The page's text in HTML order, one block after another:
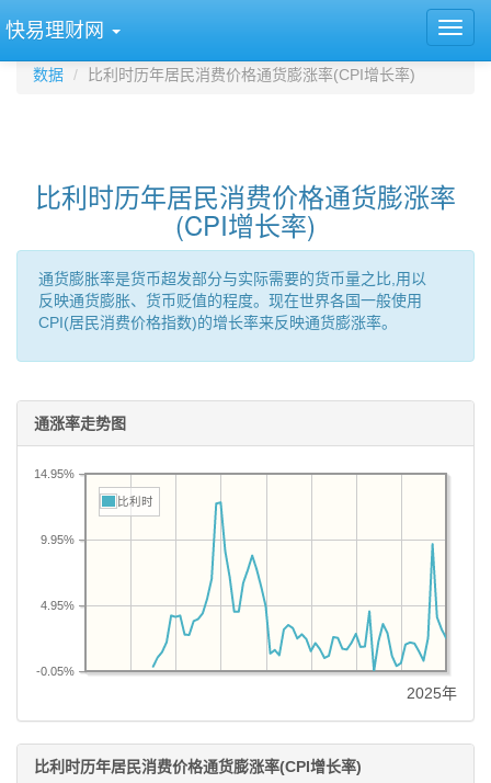
快易理财网
数据 比利时历年居民消费价格通货膨涨率(CPI增长率)
比利时历年居民消费价格通货膨涨率
(CPI增长率)
通货膨胀率是货币超发部分与实际需要的货币量之比,用以
反映通货膨胀、货币贬值的程度。现在世界各国一般使用
CPI(居民消费价格指数)的增长率来反映通货膨涨率。
通涨率走势图
-0.05%
4.95%
9.95%
14.95%
比利时
2025年
比利时历年居民消费价格通货膨涨率(CPI增长率)